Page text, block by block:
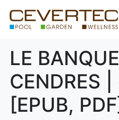
LE
CENDRES
[EPUB,